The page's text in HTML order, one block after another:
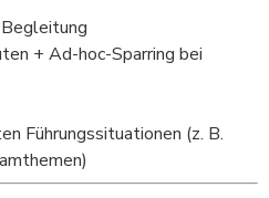
+ Ad-hoc-Sparring bei
Führungssituationen (z. B.